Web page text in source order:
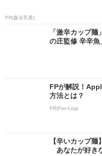
PR(森永乳業)
「激辛カップ
の庄監修 辛辛
FPが解説！
方法とは？
PR(Fav-Log)
【辛いカップ
あなたが好き